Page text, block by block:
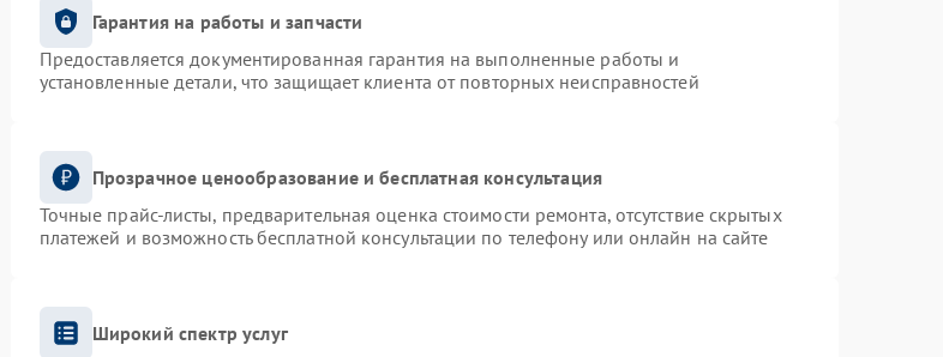
Гарантия на работы и запчасти
Предоставляется документированная гарантия на выполненные работы и
установленные детали, что защищает клиента от повторных неисправностей
Прозрачное ценообразование и бесплатная консультация
Точные прайс-листы, предварительная оценка стоимости ремонта, отсутствие скрытых
платежей и возможность бесплатной консультации по телефону или онлайн на сайте
Широкий спектр услуг